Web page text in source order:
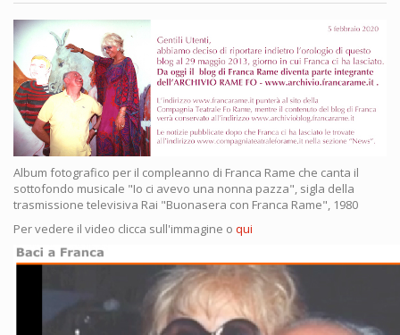
Album fotografico per il compleanno di Franca Rame che canta il
sottofondo musicale "Io ci avevo una nonna pazza", sigla della
trasmissione televisiva Rai "Buonasera con Franca Rame", 1980
Per vedere il video clicca sull'immagine o qui